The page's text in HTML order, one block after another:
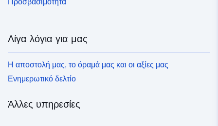
Προσβασιμότητα
Λίγα λόγια για μας
Η αποστολή μας, το όραμά μας και οι αξίες μας
Ενημερωτικό δελτίο
Άλλες υπηρεσίες